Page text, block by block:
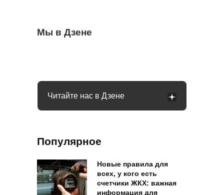
Мы в Дзене
Когда можно выезжать на пешеходный
переход, а когда нужно ждать: что говорит
Бывший продавец выдала уловки
Семьи в России получат до 200 тысяч
Читайте нас в Дзене
Популярное
Новые правила для
всех, у кого есть
счетчики ЖКХ: важная
информация для